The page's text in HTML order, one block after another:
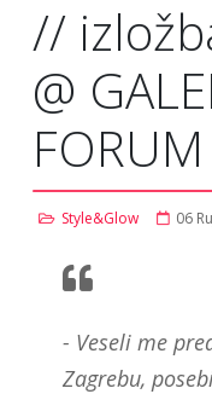
//
@
FORUM
Style&Glow 06
- Veseli me
Zagrebu,